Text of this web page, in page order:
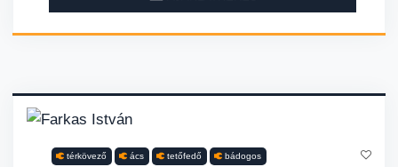
térkövező ács tetőfedő bádogos